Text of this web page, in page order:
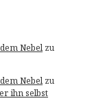
Nebel zu
Nebel zu
ihn selbst